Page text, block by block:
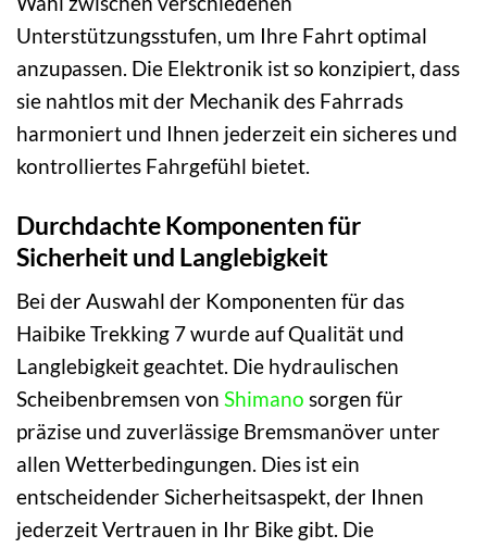
Unterstützungsstufen, um Ihre Fahrt optimal
anzupassen. Die Elektronik ist so konzipiert, dass
sie nahtlos mit der Mechanik des Fahrrads
harmoniert und Ihnen jederzeit ein sicheres und
kontrolliertes Fahrgefühl bietet.
Durchdachte Komponenten für
Sicherheit und Langlebigkeit
Bei der Auswahl der Komponenten für das
Haibike Trekking 7 wurde auf Qualität und
Langlebigkeit geachtet. Die hydraulischen
Scheibenbremsen von Shimano sorgen für
präzise und zuverlässige Bremsmanöver unter
allen Wetterbedingungen. Dies ist ein
entscheidender Sicherheitsaspekt, der Ihnen
jederzeit Vertrauen in Ihr Bike gibt. Die